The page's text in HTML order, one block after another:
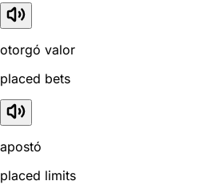
otorgó valor
placed bets
apostó
placed limits